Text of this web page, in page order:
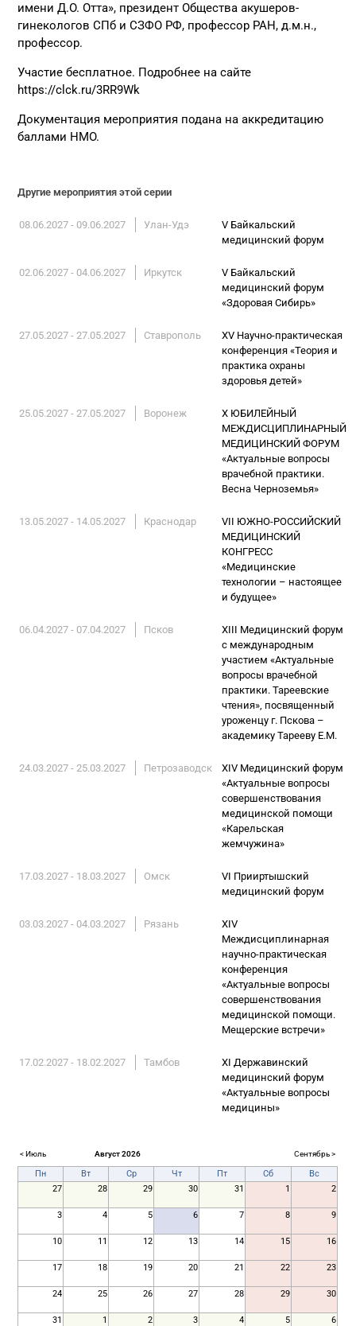
имени Д.О. Отта», президент Общества акушеров-
гинекологов СПб и СЗФО РФ, профессор РАН, д.м.н.,
профессор.
Участие бесплатное. Подробнее на сайте
https://clck.ru/3RR9Wk
Документация мероприятия подана на аккредитацию
баллами НМО.
Другие мероприятия этой серии
08.06.2027 - 09.06.2027 Улан-Удэ
V Байкальский
медицинский форум
02.06.2027 - 04.06.2027 Иркутск
V Байкальский
медицинский форум
«Здоровая Сибирь»
27.05.2027 - 27.05.2027 Ставрополь
XV Научно-практическая
конференция «Теория и
практика охраны
здоровья детей»
25.05.2027 - 27.05.2027 Воронеж
X ЮБИЛЕЙНЫЙ
МЕЖДИСЦИПЛИНАРНЫЙ
МЕДИЦИНСКИЙ ФОРУМ
«Актуальные вопросы
врачебной практики.
Весна Черноземья»
13.05.2027 - 14.05.2027 Краснодар
VII ЮЖНО-РОССИЙСКИЙ
МЕДИЦИНСКИЙ
КОНГРЕСС
«Медицинские
технологии – настоящее
и будущее»
06.04.2027 - 07.04.2027 Псков
XIII Медицинский форум
с международным
участием «Актуальные
вопросы врачебной
практики. Тареевские
чтения», посвященный
уроженцу г. Пскова –
академику Тарееву Е.М.
24.03.2027 - 25.03.2027 Петрозаводск
XIV Медицинский форум
«Актуальные вопросы
совершенствования
медицинской помощи
«Карельская
жемчужина»
17.03.2027 - 18.03.2027 Омск
VI Прииртышский
медицинский форум
03.03.2027 - 04.03.2027 Рязань
XIV
Междисциплинарная
научно-практическая
конференция
«Актуальные вопросы
совершенствования
медицинской помощи.
Мещерские встречи»
17.02.2027 - 18.02.2027 Тамбов
XI Державинский
медицинский форум
«Актуальные вопросы
медицины»
< Июль Август 2026 Сентябрь >
Пн Вт Ср Чт Пт Сб
Вс
27
28 29 30 31 1 2
3 4 5 6 7 8 9
10 11 12 13 14 15 16
17 18 19 20 21 22 23
24 25 26 27 28 29 30
31 1 2 3 4 5 6